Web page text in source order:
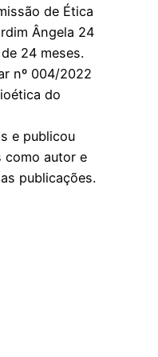
de Ética
Ângela 24
24 meses.
nº 004/2022
do
e publicou
autor e
publicações.